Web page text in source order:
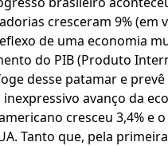
cresceram 9% (em
de uma economia
do PIB (Produto
desse patamar e
avanço da
cresceu 3,4%
Tanto que, pela